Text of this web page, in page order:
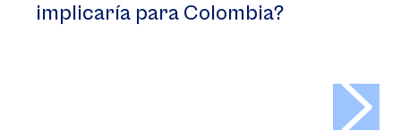
implicaría para Colombia?